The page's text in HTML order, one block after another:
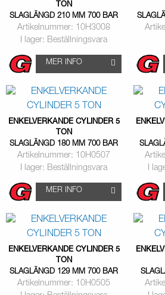
TON
SLAGLÄNGD 210 MM 700 BAR
Artikelnummer: 10H3008
I lager: Beställningsvara
MER INFO
ENKELVERKANDE CYLINDER 5
TON
SLAGLÄNGD 180 MM 700 BAR
Artikelnummer: 10H0507
I lager: Beställningsvara
MER INFO
I
ENKELVERKANDE CYLINDER 5
TON
SLAGLÄNGD 129 MM 700 BAR
Artikelnummer: 10H0505